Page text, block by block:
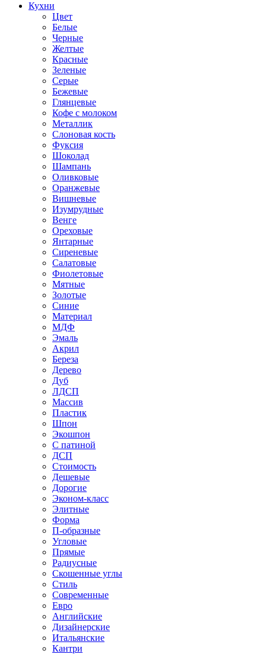
Кухни
Цвет
Белые
Черные
Желтые
Красные
Зеленые
Серые
Бежевые
Глянцевые
Кофе с молоком
Металлик
Слоновая кость
Фуксия
Шоколад
Шампань
Оливковые
Оранжевые
Вишневые
Изумрудные
Венге
Ореховые
Янтарные
Сиреневые
Салатовые
Фиолетовые
Мятные
Золотые
Синие
Материал
МДФ
Эмаль
Акрил
Береза
Дерево
Дуб
ЛДСП
Массив
Пластик
Шпон
Экошпон
С патиной
ДСП
Стоимость
Дешевые
Дорогие
Эконом-класс
Элитные
Форма
П-образные
Угловые
Прямые
Радиусные
Скошенные углы
Стиль
Современные
Евро
Английские
Дизайнерские
Итальянские
Кантри